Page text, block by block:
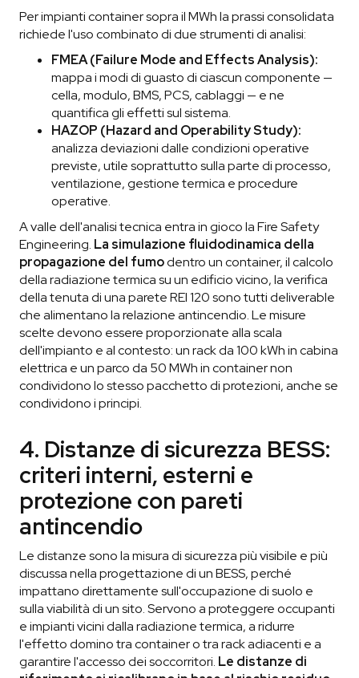
Per impianti container sopra il MWh la prassi consolidata
richiede l'uso combinato di due strumenti di analisi:
FMEA (Failure Mode and Effects Analysis):
mappa i modi di guasto di ciascun componente —
cella, modulo, BMS, PCS, cablaggi — e ne
quantifica gli effetti sul sistema.
HAZOP (Hazard and Operability Study):
analizza deviazioni dalle condizioni operative
previste, utile soprattutto sulla parte di processo,
ventilazione, gestione termica e procedure
operative.
A valle dell'analisi tecnica entra in gioco la Fire Safety
Engineering. La simulazione fluidodinamica della
propagazione del fumodentro un container, il calcolo
della radiazione termica su un edificio vicino, la verifica
della tenuta di una parete REI 120 sono tutti deliverable
che alimentano la relazione antincendio. Le misure
scelte devono essere proporzionate alla scala
dell'impianto e al contesto: un rack da 100 kWh in cabina
elettrica e un parco da 50 MWh in container non
condividono lo stesso pacchetto di protezioni, anche se
condividono i principi.
4. Distanze di sicurezza BESS:
criteri interni, esterni e
protezione con pareti
antincendio
Le distanze sono la misura di sicurezza più visibile e più
discussa nella progettazione di un BESS, perché
impattano direttamente sull'occupazione di suolo e
sulla viabilità di un sito. Servono a proteggere occupanti
e impianti vicini dalla radiazione termica, a ridurre
l'effetto domino tra container o tra rack adiacenti e a
garantire l'accesso dei soccorritori. Le distanze di